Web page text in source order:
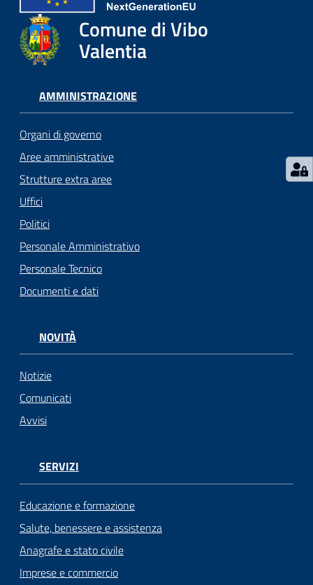
argomenti... Comune di Vibo
Valentia
AMMINISTRAZIONE
Organi di governo
Aree amministrative
Strutture extra aree
Uffici
Politici
Personale Amministrativo
Personale Tecnico
Documenti e dati
NOVITÀ
Notizie
Comunicati
Avvisi
SERVIZI
Educazione e formazione
Salute, benessere e assistenza
Anagrafe e stato civile
Imprese e commercio